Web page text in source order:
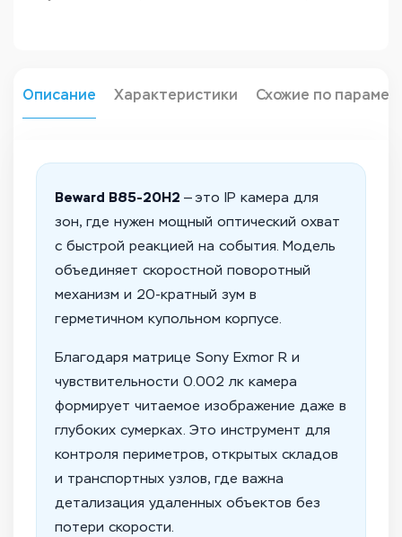
Описание Характеристики Схожие по
Beward B85-20H2 — это IP камера для
зон, где нужен мощный оптический охват
с быстрой реакцией на события. Модель
объединяет скоростной поворотный
механизм и 20-кратный зум в
герметичном купольном корпусе.
Благодаря матрице Sony Exmor R и
чувствительности 0.002 лк камера
формирует читаемое изображение даже в
глубоких сумерках. Это инструмент для
контроля периметров, открытых складов
и транспортных узлов, где важна
детализация удаленных объектов без
потери скорости.